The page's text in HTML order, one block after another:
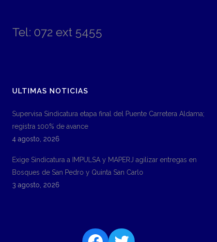
Tel: 072 ext 5455
ULTIMAS NOTICIAS
Supervisa Sindicatura etapa final del Puente Carretera Aldama;
registra 100% de avance
4 agosto, 2026
Exige Sindicatura a IMPULSA y MAPERJ agilizar entregas en
Bosques de San Pedro y Quinta San Carlo
3 agosto, 2026